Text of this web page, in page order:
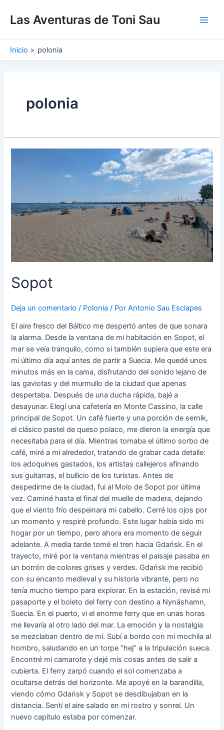
Las Aventuras de Toni Sau
Inicio polonia
polonia
Sopot
Deja un comentario / Polonia / PorAntonio Sau Esclapes
El aire fresco del Báltico me despertó antes de que sonara
la alarma. Desde la ventana de mi habitación en Sopot, el
mar se veía tranquilo, como si también supiera que este era
mi último día aquí antes de partir a Suecia. Me quedé unos
minutos más en la cama, disfrutando del sonido lejano de
las gaviotas y del murmullo de la ciudad que apenas
despertaba. Después de una ducha rápida, bajé a
desayunar. Elegí una cafetería en Monte Cassino, la calle
principal de Sopot. Un café fuerte y una porción de sernik,
el clásico pastel de queso polaco, me dieron la energía que
necesitaba para el día. Mientras tomaba el último sorbo de
café, miré a mi alrededor, tratando de grabar cada detalle:
los adoquines gastados, los artistas callejeros afinando
sus guitarras, el bullicio de los turistas. Antes de
despedirme de la ciudad, fui al Molo de Sopot por última
vez. Caminé hasta el final del muelle de madera, dejando
que el viento frío despeinara mi cabello. Cerré los ojos por
un momento y respiré profundo. Este lugar había sido mi
hogar por un tiempo, pero ahora era momento de seguir
adelante. A media tarde tomé el tren hacia Gdańsk. En el
trayecto, miré por la ventana mientras el paisaje pasaba en
un borrón de colores grises y verdes. Gdańsk me recibió
con su encanto medieval y su historia vibrante, pero no
tenía mucho tiempo para explorar. En la estación, revisé mi
pasaporte y el boleto del ferry con destino a Nynäshamn,
Suecia. En el puerto, vi el enorme ferry que en unas horas
me llevaría al otro lado del mar. La emoción y la nostalgia
se mezclaban dentro de mí. Subí a bordo con mi mochila al
hombro, saludando en un torpe “hej” a la tripulación sueca.
Encontré mi camarote y dejé mis cosas antes de salir a
cubierta. El ferry zarpó cuando el sol comenzaba a
ocultarse detrás del horizonte. Me apoyé en la barandilla,
viendo cómo Gdańsk y Sopot se desdibujaban en la
distancia. Sentí el aire salado en mi rostro y sonreí. Un
nuevo capítulo estaba por comenzar.